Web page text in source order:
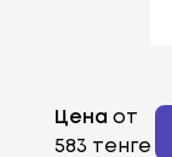
Цена от
583 тенге